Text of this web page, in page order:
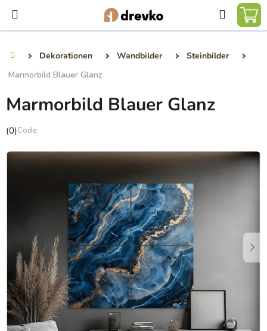
Inhalt
springen
Suchen
Dekorationen Wandbilder
Steinbilder
Marmorbild Blauer Glanz
Marmorbild Blauer Glanz
Die
Produktbewertung
(0)